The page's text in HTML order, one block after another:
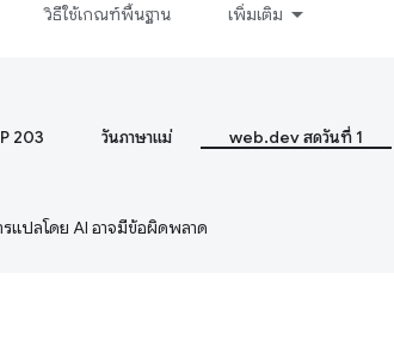
วิธีใช้เกณฑ์พื้นฐาน เพิ่มเติม
203 วันภาษาแม่ web.dev สดวันที่ 1
แปลโดย AI อาจมีข้อผิดพลาด